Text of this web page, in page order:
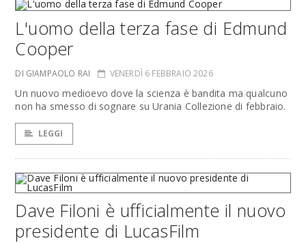
L'uomo della terza fase di Edmund
Cooper
DI GIAMPAOLO RAI VENERDÌ 6 FEBBRAIO 2026
Un nuovo medioevo dove la scienza è bandita ma qualcuno
non ha smesso di sognare su Urania Collezione di febbraio.
LEGGI
Dave Filoni è ufficialmente il nuovo
presidente di LucasFilm